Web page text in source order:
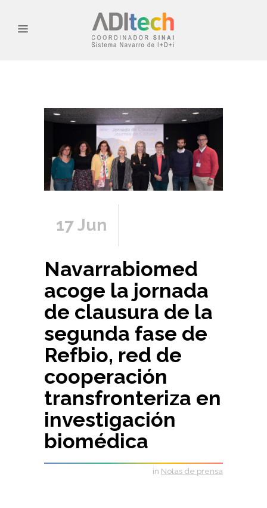
17 Jun
Navarrabiomed
acoge la jornada
de clausura de la
segunda fase de
Refbio, red de
cooperación
transfronteriza en
investigación
biomédica
in Notas de prensa